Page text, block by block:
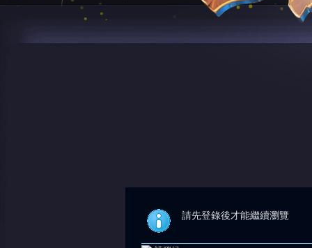
請先登錄後才能繼續瀏覽